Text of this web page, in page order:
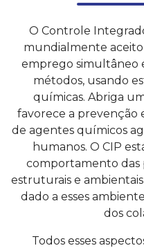
O Controle
mundialmente
emprego simultâneo
métodos, usando
químicas. Abriga
favorece a prevenção
de agentes químicos
humanos. O CIP
comportamento das
estruturais e
dado a esses
dos
Todos esses